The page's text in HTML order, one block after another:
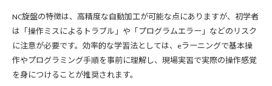
NC旋盤の特徴は、高精度な自動加工が可能な点にありますが、初学者
は「操作ミスによるトラブル」や「プログラムエラー」などのリスク
に注意が必要です。効率的な学習法としては、eラーニングで基本操
作やプログラミング手順を事前に理解し、現場実習で実際の操作感覚
を身につけることが推奨されます。